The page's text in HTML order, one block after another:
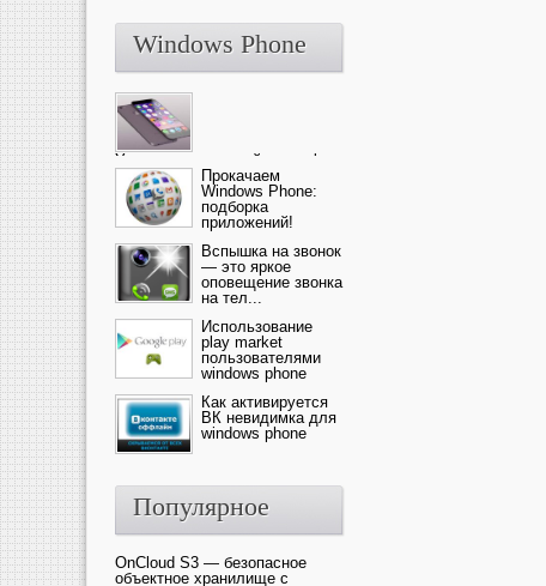
Windows Phone
Ультрасовременный смартфон
— это новика от компании Ap...
Прокачаем
Windows Phone:
подборка
приложений!
Вспышка на звонок
— это яркое
оповещение звонка
на тел...
Использование
play market
пользователями
windows phone
Как активируется
ВК невидимка для
windows phone
Популярное
OnCloud S3 — безопасное
объектное хранилище с